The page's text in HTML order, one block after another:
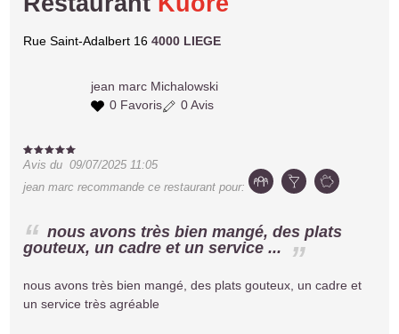
Rue Saint-Adalbert 164000 LIEGE
jean marc Michalowski
0 Favoris
0 Avis
Avis du09/07/2025 11:05
jean marc recommande ce restaurant pour:
nous avons très bien mangé, des plats
gouteux, un cadre et un service ...
nous avons très bien mangé, des plats gouteux, un cadre et
un service très agréable